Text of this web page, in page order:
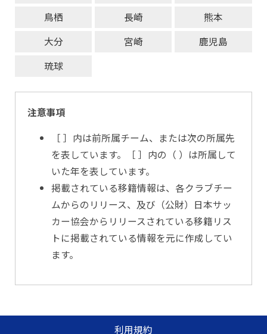
鳥栖
長崎
熊本
大分
宮崎
鹿児島
琉球
注意事項
［ ］内は前所属チーム、または次の所属先
を表しています。［ ］内の（ ）は所属して
いた年を表しています。
掲載されている移籍情報は、各クラブチー
ムからのリリース、及び（公財）日本サッ
カー協会からリリースされている移籍リス
トに掲載されている情報を元に作成してい
ます。
利用規約